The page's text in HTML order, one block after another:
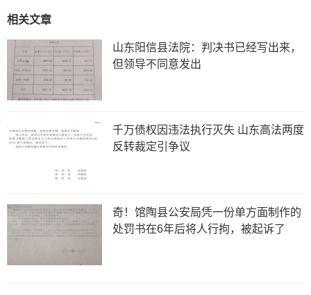
相关文章
山东阳信县法院：判决书已经写出来，
但领导不同意发出
千万债权因违法执行灭失 山东高法两度
反转裁定引争议
奇！馆陶县公安局凭一份单方面制作的
处罚书在6年后将人行拘，被起诉了